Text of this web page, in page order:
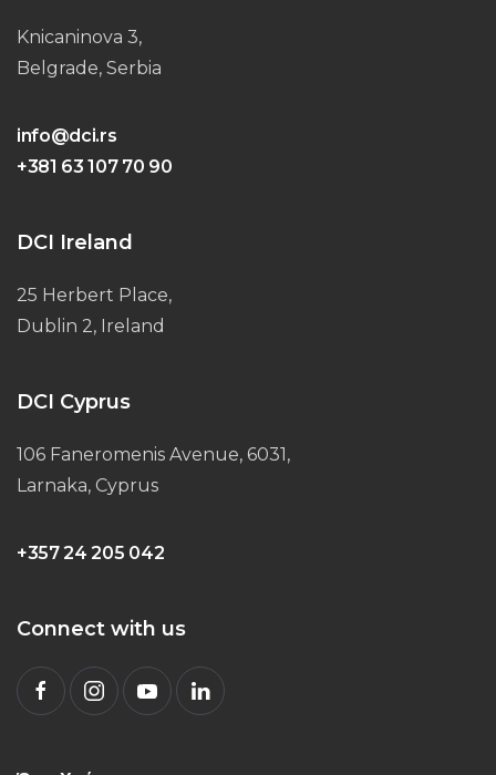
Knicaninova 3,
Belgrade, Serbia
info@dci.rs
+381 63 107 70 90
DCI Ireland
25 Herbert Place,
Dublin 2, Ireland
DCI Cyprus
106 Faneromenis Avenue, 6031,
Larnaka, Cyprus
+357 24 205 042
Connect with us